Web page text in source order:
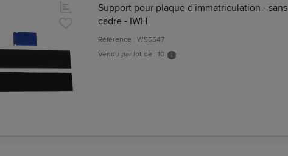
Support pour plaque d'immatriculation - sans
cadre - IWH
Référence : W55547
Vendu par lot de : 10